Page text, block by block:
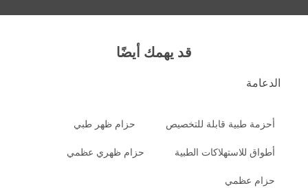
قد يهمك أيضًا
الدعامة
أحزمة طبية قابلة للتخصيص حزام ظهر طبي
أطواق للاستهلاكات الطبية حزام ظهري عظمي
حزام عظمي